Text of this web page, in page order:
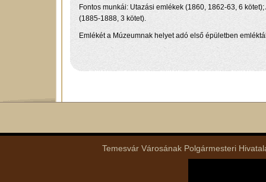
Fontos munkái: Utazási emlékek (1860, 1862-63, 6
(1885-1888, 3 kötet).
Emlékét a Múzeumnak helyet adó első épületben
Temesvár Városának Polgármesteri